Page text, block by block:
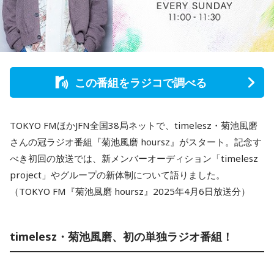
この番組をラジコで調べる
TOKYO FMほかJFN全国38局ネットで、timelesz・菊池風磨
さんの冠ラジオ番組『菊池風磨 hoursz』がスタート。記念す
べき初回の放送では、新メンバーオーディション「timelesz
project」やグループの新体制について語りました。
（TOKYO FM『菊池風磨 hoursz』2025年4月6日放送分）
timelesz・菊池風磨、初の単独ラジオ番組！